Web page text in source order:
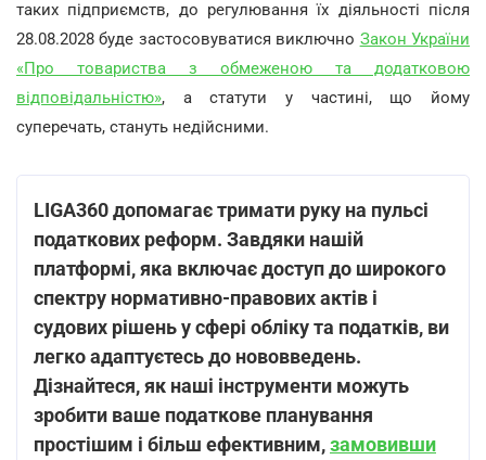
таких підприємств, до регулювання їх діяльності після
28.08.2028 буде застосовуватися виключно Закон України
«Про товариства з обмеженою та додатковою
відповідальністю», а статути у частині, що йому
суперечать, стануть недійсними.
LIGA360 допомагає тримати руку на пульсі
податкових реформ. Завдяки нашій
платформі, яка включає доступ до широкого
спектру нормативно-правових актів і
судових рішень у сфері обліку та податків, ви
легко адаптуєтесь до нововведень.
Дізнайтеся, як наші інструменти можуть
зробити ваше податкове планування
простішим і більш ефективним,замовивши